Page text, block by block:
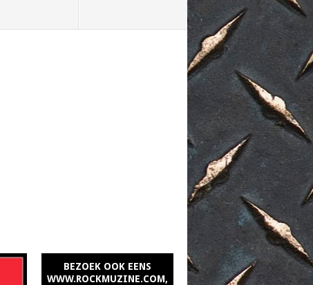
BEZOEK OOK EENS
WWW.ROCKMUZINE.COM,